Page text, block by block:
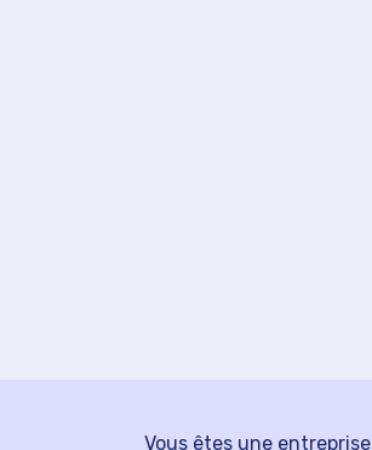
Vous êtes une entreprise